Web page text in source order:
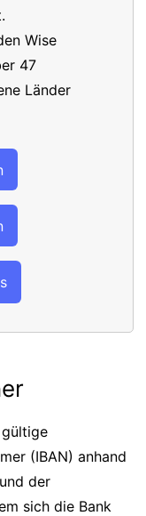
Wise
47
Länder
(IBAN) anhand
der
sich die Bank